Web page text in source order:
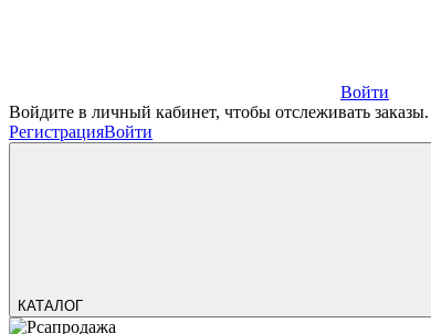
Войти
Войдите в личный кабинет, чтобы отслеживать заказы.
РегистрацияВойти
КАТАЛОГ